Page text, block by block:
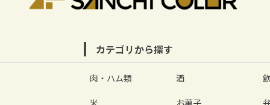
カテゴリから探す
肉・ハム類 酒
米 お菓子